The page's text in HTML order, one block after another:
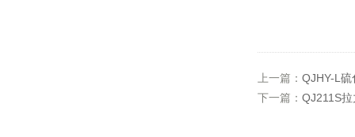
上一篇： QJHY-L
下一篇： QJ211S